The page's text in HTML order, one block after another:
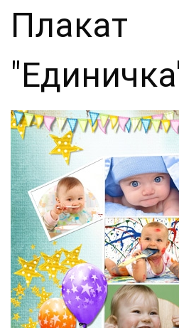
Плакат